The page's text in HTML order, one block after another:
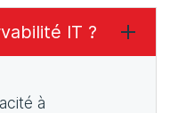
IT ?
à